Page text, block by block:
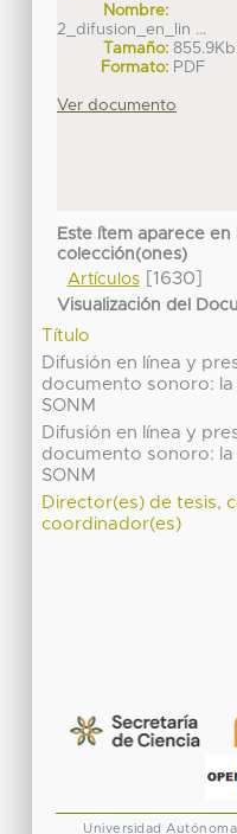
Nombre:
2_difusion_en_lin ...
Tamaño: 855.9Kb
Formato: PDF
Ver documento
Este ítem aparece en
colección(ones)
Artículos[1630]
Visualización del
Título
Difusión en línea y
documento sonoro:
SONM
Difusión en línea y
documento sonoro:
SONM
Director(es) de tesis,
coordinador(es)
Universidad